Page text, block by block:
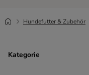
Hundefutter & Zubehör
Kategorie